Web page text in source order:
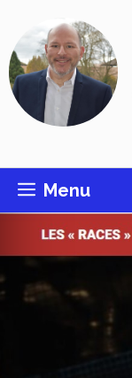
contenu
Menu